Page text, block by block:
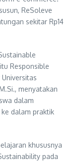
ReSoleve
sekitar Rp14
Responsible
menyatakan
dalam
dalam praktik
khususnya
pada